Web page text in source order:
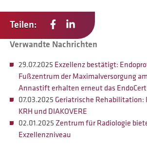
Teilen:
Verwandte Nachrichten
29.07.2025 Exzellenz bestätigt:
Fußzentrum der Maximalversorgung
Annastift erhalten erneut das
07.03.2025 Geriatrische Rehabilitation:
KRH und DIAKOVERE
02.01.2025 Zentrum für Radiologie
Exzellenzniveau